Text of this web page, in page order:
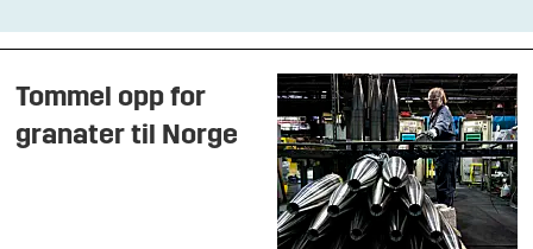
Tommel opp for
granater til Norge